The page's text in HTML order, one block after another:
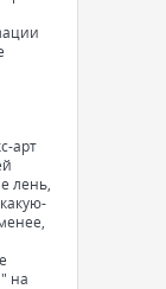
арт
лень,
на